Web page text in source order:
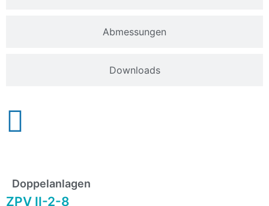
Abmessungen
Downloads
Doppelanlagen
ZPV II-2-8